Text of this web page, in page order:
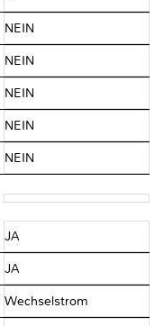
NEIN
NEIN
NEIN
NEIN
NEIN
JA
JA
Wechselstrom